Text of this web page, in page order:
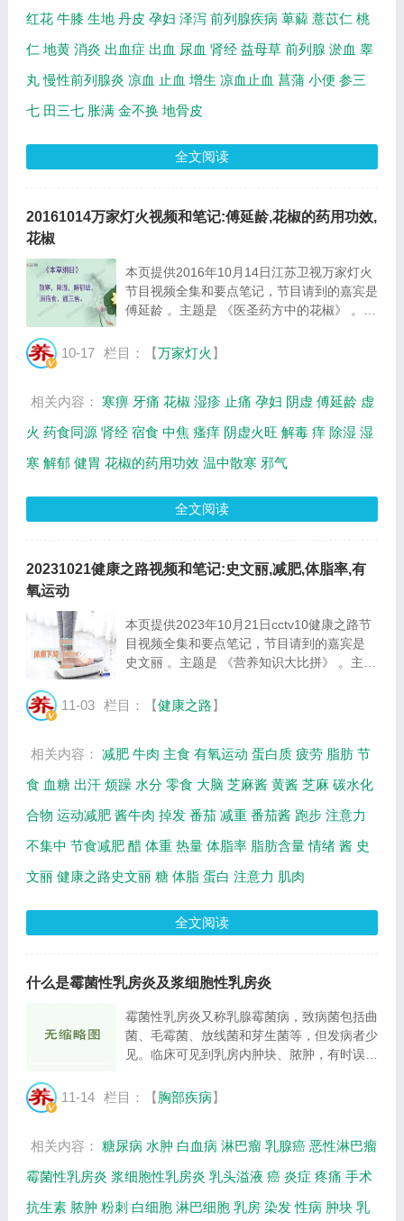
红花 牛膝 生地 丹皮 孕妇 泽泻 前列腺疾病 萆薢 薏苡仁 桃
仁 地黄 消炎 出血症 出血 尿血 肾经 益母草 前列腺 淤血 睾
丸 慢性前列腺炎 凉血 止血 增生 凉血止血 菖蒲 小便 参三
七 田三七 胀满 金不换 地骨皮
全文阅读
20161014万家灯火视频和笔记:傅延龄,花椒的药用功效,
花椒
本页提供2016年10月14日江苏卫视万家灯火
节目视频全集和要点笔记，节目请到的嘉宾是
傅延龄 。主题是 《医圣药方中的花椒》 。主
网提供视频全集的在线观看和主要内容介绍
10-17 栏目：【万家灯火 】
相关内容： 寒痹 牙痛 花椒 湿疹 止痛 孕妇 阴虚 傅延龄 虚
火 药食同源 肾经 宿食 中焦 瘙痒 阴虚火旺 解毒 痒 除湿 湿
寒 解郁 健胃 花椒的药用功效 温中散寒 邪气
全文阅读
20231021健康之路视频和笔记:史文丽,减肥,体脂率,有
氧运动
本页提供2023年10月21日cctv10健康之路节
目视频全集和要点笔记，节目请到的嘉宾是
史文丽 。主题是 《营养知识大比拼》 。主要
害大，少吃多餐并不能帮助减肥，哪些食品适
11-03 栏目：【健康之路】
相关内容： 减肥 牛肉 主食 有氧运动 蛋白质 疲劳 脂肪 节
食 血糖 出汗 烦躁 水分 零食 大脑 芝麻酱 黄酱 芝麻 碳水化
合物 运动减肥 酱牛肉 掉发 番茄 减重 番茄酱 跑步 注意力
不集中 节食减肥 醋 体重 热量 体脂率 脂肪含量 情绪 酱 史
文丽 健康之路史文丽 糖 体脂 蛋白 注意力 肌肉
全文阅读
什么是霉菌性乳房炎及浆细胞性乳房炎
霉菌性乳房炎又称乳腺霉菌病，致病菌包括曲
菌、毛霉菌、放线菌和芽生菌等，但发病者少
见。临床可见到乳房内肿块、脓肿，有时误以
病，与病人长期使用免疫制剂有关，如白血...
11-14 栏目：【胸部疾病】
相关内容： 糖尿病 水肿 白血病 淋巴瘤 乳腺癌 恶性淋巴瘤
霉菌性乳房炎 浆细胞性乳房炎 乳头溢液 癌 炎症 疼痛 手术
抗生素 脓肿 粉刺 白细胞 淋巴细胞 乳房 染发 性病 肿块 乳